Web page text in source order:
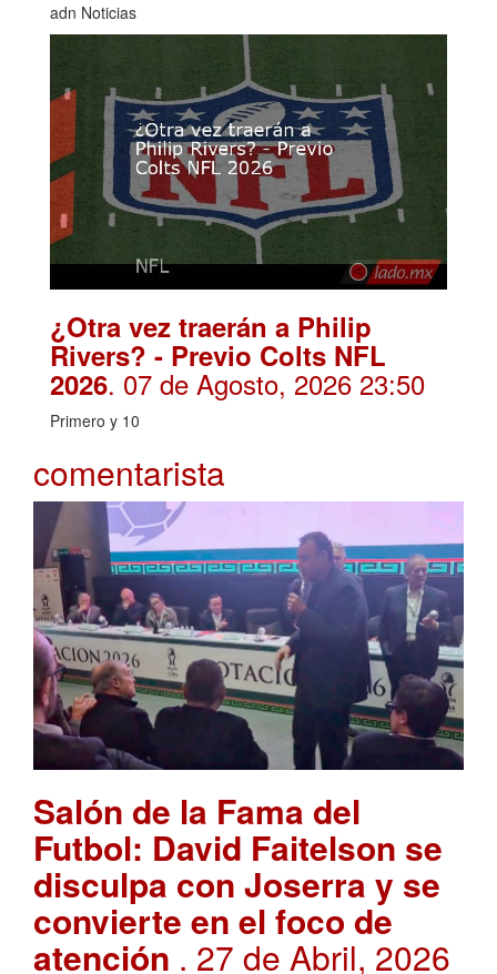
adn Noticias
¿Otra vez traerán a Philip
Rivers? - Previo Colts NFL
2026. 07 de Agosto, 2026 23:50
Primero y 10
comentarista
Salón de la Fama del
Futbol: David Faitelson se
disculpa con Joserra y se
convierte en el foco de
atención . 27 de Abril, 2026